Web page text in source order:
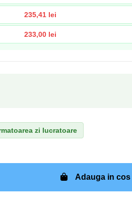
235,41 lei
233,00 lei
Adauga in cos
zi lucratoare